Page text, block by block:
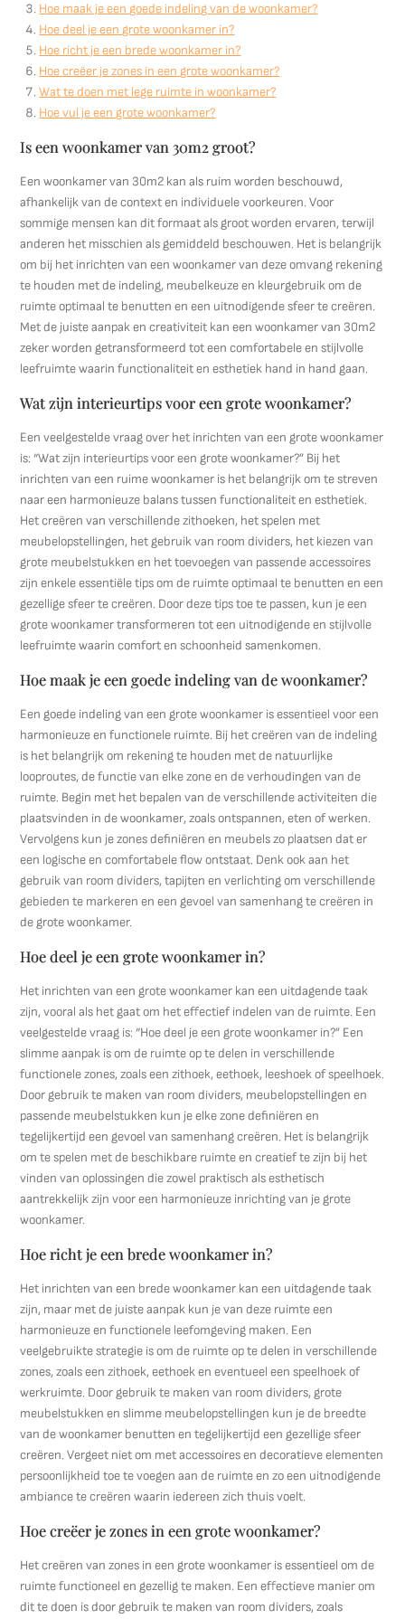
Hoe maak je een goede indeling van de woonkamer?
Hoe deel je een grote woonkamer in?
Hoe richt je een brede woonkamer in?
Hoe creëer je zones in een grote woonkamer?
Wat te doen met lege ruimte in woonkamer?
Hoe vul je een grote woonkamer?
Is een woonkamer van 30m2 groot?
Een woonkamer van 30m2 kan als ruim worden beschouwd,
afhankelijk van de context en individuele voorkeuren. Voor
sommige mensen kan dit formaat als groot worden ervaren, terwijl
anderen het misschien als gemiddeld beschouwen. Het is belangrijk
om bij het inrichten van een woonkamer van deze omvang rekening
te houden met de indeling, meubelkeuze en kleurgebruik om de
ruimte optimaal te benutten en een uitnodigende sfeer te creëren.
Met de juiste aanpak en creativiteit kan een woonkamer van 30m2
zeker worden getransformeerd tot een comfortabele en stijlvolle
leefruimte waarin functionaliteit en esthetiek hand in hand gaan.
Wat zijn interieurtips voor een grote woonkamer?
Een veelgestelde vraag over het inrichten van een grote woonkamer
is: “Wat zijn interieurtips voor een grote woonkamer?” Bij het
inrichten van een ruime woonkamer is het belangrijk om te streven
naar een harmonieuze balans tussen functionaliteit en esthetiek.
Het creëren van verschillende zithoeken, het spelen met
meubelopstellingen, het gebruik van room dividers, het kiezen van
grote meubelstukken en het toevoegen van passende accessoires
zijn enkele essentiële tips om de ruimte optimaal te benutten en een
gezellige sfeer te creëren. Door deze tips toe te passen, kun je een
grote woonkamer transformeren tot een uitnodigende en stijlvolle
leefruimte waarin comfort en schoonheid samenkomen.
Hoe maak je een goede indeling van de woonkamer?
Een goede indeling van een grote woonkamer is essentieel voor een
harmonieuze en functionele ruimte. Bij het creëren van de indeling
is het belangrijk om rekening te houden met de natuurlijke
looproutes, de functie van elke zone en de verhoudingen van de
ruimte. Begin met het bepalen van de verschillende activiteiten die
plaatsvinden in de woonkamer, zoals ontspannen, eten of werken.
Vervolgens kun je zones definiëren en meubels zo plaatsen dat er
een logische en comfortabele flow ontstaat. Denk ook aan het
gebruik van room dividers, tapijten en verlichting om verschillende
gebieden te markeren en een gevoel van samenhang te creëren in
de grote woonkamer.
Hoe deel je een grote woonkamer in?
Het inrichten van een grote woonkamer kan een uitdagende taak
zijn, vooral als het gaat om het effectief indelen van de ruimte. Een
veelgestelde vraag is: “Hoe deel je een grote woonkamer in?” Een
slimme aanpak is om de ruimte op te delen in verschillende
functionele zones, zoals een zithoek, eethoek, leeshoek of speelhoek.
Door gebruik te maken van room dividers, meubelopstellingen en
passende meubelstukken kun je elke zone definiëren en
tegelijkertijd een gevoel van samenhang creëren. Het is belangrijk
om te spelen met de beschikbare ruimte en creatief te zijn bij het
vinden van oplossingen die zowel praktisch als esthetisch
aantrekkelijk zijn voor een harmonieuze inrichting van je grote
woonkamer.
Hoe richt je een brede woonkamer in?
Het inrichten van een brede woonkamer kan een uitdagende taak
zijn, maar met de juiste aanpak kun je van deze ruimte een
harmonieuze en functionele leefomgeving maken. Een
veelgebruikte strategie is om de ruimte op te delen in verschillende
zones, zoals een zithoek, eethoek en eventueel een speelhoek of
werkruimte. Door gebruik te maken van room dividers, grote
meubelstukken en slimme meubelopstellingen kun je de breedte
van de woonkamer benutten en tegelijkertijd een gezellige sfeer
creëren. Vergeet niet om met accessoires en decoratieve elementen
persoonlijkheid toe te voegen aan de ruimte en zo een uitnodigende
ambiance te creëren waarin iedereen zich thuis voelt.
Hoe creëer je zones in een grote woonkamer?
Het creëren van zones in een grote woonkamer is essentieel om de
ruimte functioneel en gezellig te maken. Een effectieve manier om
dit te doen is door gebruik te maken van room dividers, zoals